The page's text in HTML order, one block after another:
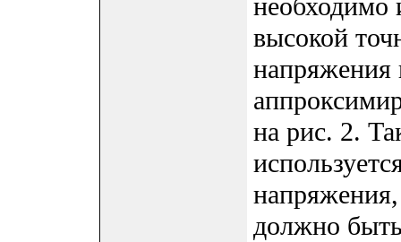
необходимо
высокой
напряжения
на рис. 2.
должно